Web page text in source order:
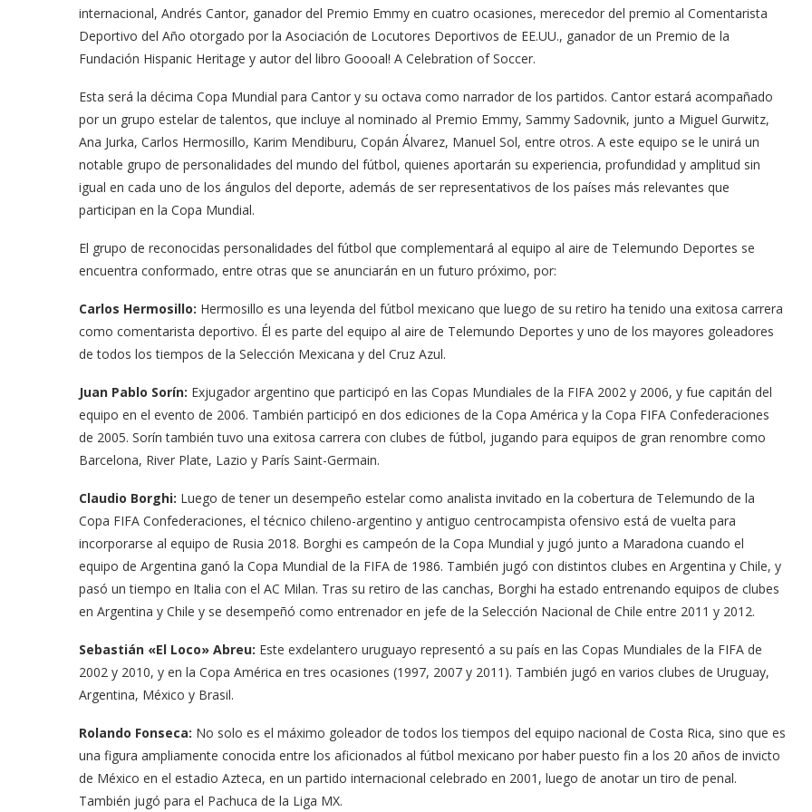
internacional, Andrés Cantor, ganador del Premio Emmy en cuatro ocasiones, merecedor del premio al Comentarista
Deportivo del Año otorgado por la Asociación de Locutores Deportivos de EE.UU., ganador de un Premio de la
Fundación Hispanic Heritage y autor del libro Goooal! A Celebration of Soccer.
Esta será la décima Copa Mundial para Cantor y su octava como narrador de los partidos. Cantor estará acompañado
por un grupo estelar de talentos, que incluye al nominado al Premio Emmy, Sammy Sadovnik, junto a Miguel Gurwitz,
Ana Jurka, Carlos Hermosillo, Karim Mendiburu, Copán Álvarez, Manuel Sol, entre otros. A este equipo se le unirá un
notable grupo de personalidades del mundo del fútbol, quienes aportarán su experiencia, profundidad y amplitud sin
igual en cada uno de los ángulos del deporte, además de ser representativos de los países más relevantes que
participan en la Copa Mundial.
El grupo de reconocidas personalidades del fútbol que complementará al equipo al aire de Telemundo Deportes se
encuentra conformado, entre otras que se anunciarán en un futuro próximo, por:
Carlos Hermosillo: Hermosillo es una leyenda del fútbol mexicano que luego de su retiro ha tenido una exitosa carrera
como comentarista deportivo. Él es parte del equipo al aire de Telemundo Deportes y uno de los mayores goleadores
de todos los tiempos de la Selección Mexicana y del Cruz Azul.
Juan Pablo Sorín: Exjugador argentino que participó en las Copas Mundiales de la FIFA 2002 y 2006, y fue capitán del
equipo en el evento de 2006. También participó en dos ediciones de la Copa América y la Copa FIFA Confederaciones
de 2005. Sorín también tuvo una exitosa carrera con clubes de fútbol, jugando para equipos de gran renombre como
Barcelona, River Plate, Lazio y París Saint-Germain.
Claudio Borghi: Luego de tener un desempeño estelar como analista invitado en la cobertura de Telemundo de la
Copa FIFA Confederaciones, el técnico chileno-argentino y antiguo centrocampista ofensivo está de vuelta para
incorporarse al equipo de Rusia 2018. Borghi es campeón de la Copa Mundial y jugó junto a Maradona cuando el
equipo de Argentina ganó la Copa Mundial de la FIFA de 1986. También jugó con distintos clubes en Argentina y Chile, y
pasó un tiempo en Italia con el AC Milan. Tras su retiro de las canchas, Borghi ha estado entrenando equipos de clubes
en Argentina y Chile y se desempeñó como entrenador en jefe de la Selección Nacional de Chile entre 2011 y 2012.
Sebastián «El Loco» Abreu: Este exdelantero uruguayo representó a su país en las Copas Mundiales de la FIFA de
2002 y 2010, y en la Copa América en tres ocasiones (1997, 2007 y 2011). También jugó en varios clubes de Uruguay,
Argentina, México y Brasil.
Rolando Fonseca: No solo es el máximo goleador de todos los tiempos del equipo nacional de Costa Rica, sino que es
una figura ampliamente conocida entre los aficionados al fútbol mexicano por haber puesto fin a los 20 años de invicto
de México en el estadio Azteca, en un partido internacional celebrado en 2001, luego de anotar un tiro de penal.
También jugó para el Pachuca de la Liga MX.
CDC claims...
03/18/2026
Tu voz importa ¡Sal a votar!
11/03/2025